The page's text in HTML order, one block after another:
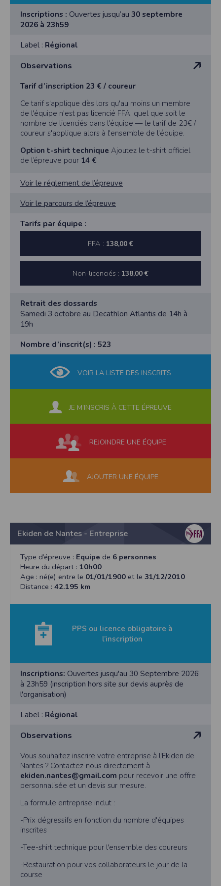
Inscriptions : Ouvertes jusqu’au 30 septembre
2026 à 23h59
Label : Régional
Observations
Tarif d’inscription 23 € / coureur
Ce tarif s'applique dès lors qu'au moins un membre
de l'équipe n'est pas licencié FFA, quel que soit le
nombre de licenciés dans l'équipe — le tarif de 23€ /
coureur s'applique alors à l'ensemble de l'équipe.
Option t-shirt technique Ajoutez le t-shirt officiel
de l’épreuve pour 14 €
Voir le réglement de l’épreuve
Voir le parcours de l’épreuve
Tarifs par équipe :
FFA : 138,00 €
Non-licenciés : 138,00 €
Retrait des dossards
Samedi 3 octobre au Decathlon Atlantis de 14h à
19h
Nombre d’inscrit(s) : 523
VOIR LA LISTE DES INSCRITS
JE M’INSCRIS À CETTE ÉPREUVE
REJOINDRE UNE ÉQUIPE
AJOUTER UNE ÉQUIPE
Ekiden de Nantes - Entreprise
Type d’épreuve : Equipe de 6 personnes
Heure du départ : 10h00
Age : né(e) entre le 01/01/1900 et le 31/12/2010
Distance : 42.195 km
PPS ou licence obligatoire à
l’inscription
Inscriptions: Ouvertes jusqu'au 30 Septembre 2026
à 23h59 (inscription hors site sur devis auprès de
l'organisation)
Label : Régional
Observations
Vous souhaitez inscrire votre entreprise à l'Ekiden de
Nantes ? Contactez-nous directement à
ekiden.nantes@gmail.com pour recevoir une offre
personnalisée et un devis sur mesure.
La formule entreprise inclut :
-Prix dégressifs en fonction du nombre d'équipes
inscrites
-Tee-shirt technique pour l'ensemble des coureurs
-Restauration pour vos collaborateurs le jour de la
course